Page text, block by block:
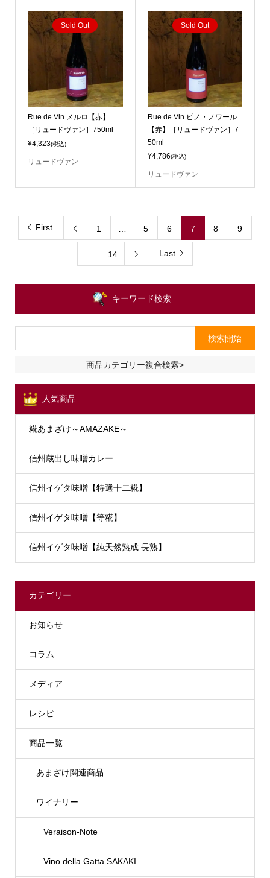
Sold Out
Rue de Vin メルロ【赤】
［リュードヴァン］750ml
¥4,323(税込)
リュードヴァン
Sold Out
Rue de Vin ピノ・ノワール
【赤】［リュードヴァン］7
50ml
¥4,786(税込)
リュードヴァン
First  1 5 6 7 8 9
14  Last
キーワード検索
商品カテゴリー複合検索>
人気商品
糀あまざけ～AMAZAKE～
信州蔵出し味噌カレー
信州イゲタ味噌【特選十二糀】
信州イゲタ味噌【等糀】
信州イゲタ味噌【純天然熟成 長熟】
カテゴリー
お知らせ
コラム
メディア
レシピ
商品一覧
あまざけ関連商品
ワイナリー
Veraison-Note
Vino della Gatta SAKAKI